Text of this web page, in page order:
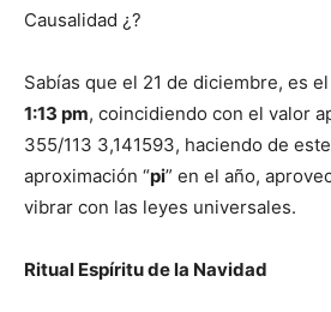
Causalidad ¿?
Sabías que el 21 de diciembre, es
1:13 pm, coincidiendo con el valor
355/113 3,141593, haciendo de
aproximación “pi” en el año,
vibrar con las leyes universales.
Ritual Espíritu de la Navidad